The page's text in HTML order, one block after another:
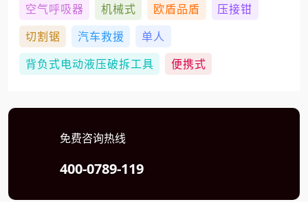
空气呼吸器 机械式 欧盾品盾
压接钳
切割锯
汽车救援
单人
背负式电动液压破拆工具
便携式
免费咨询热线
400-0789-119